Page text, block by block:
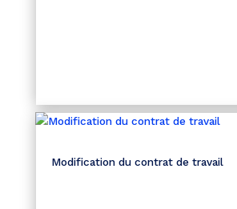
Modification du contrat de travail